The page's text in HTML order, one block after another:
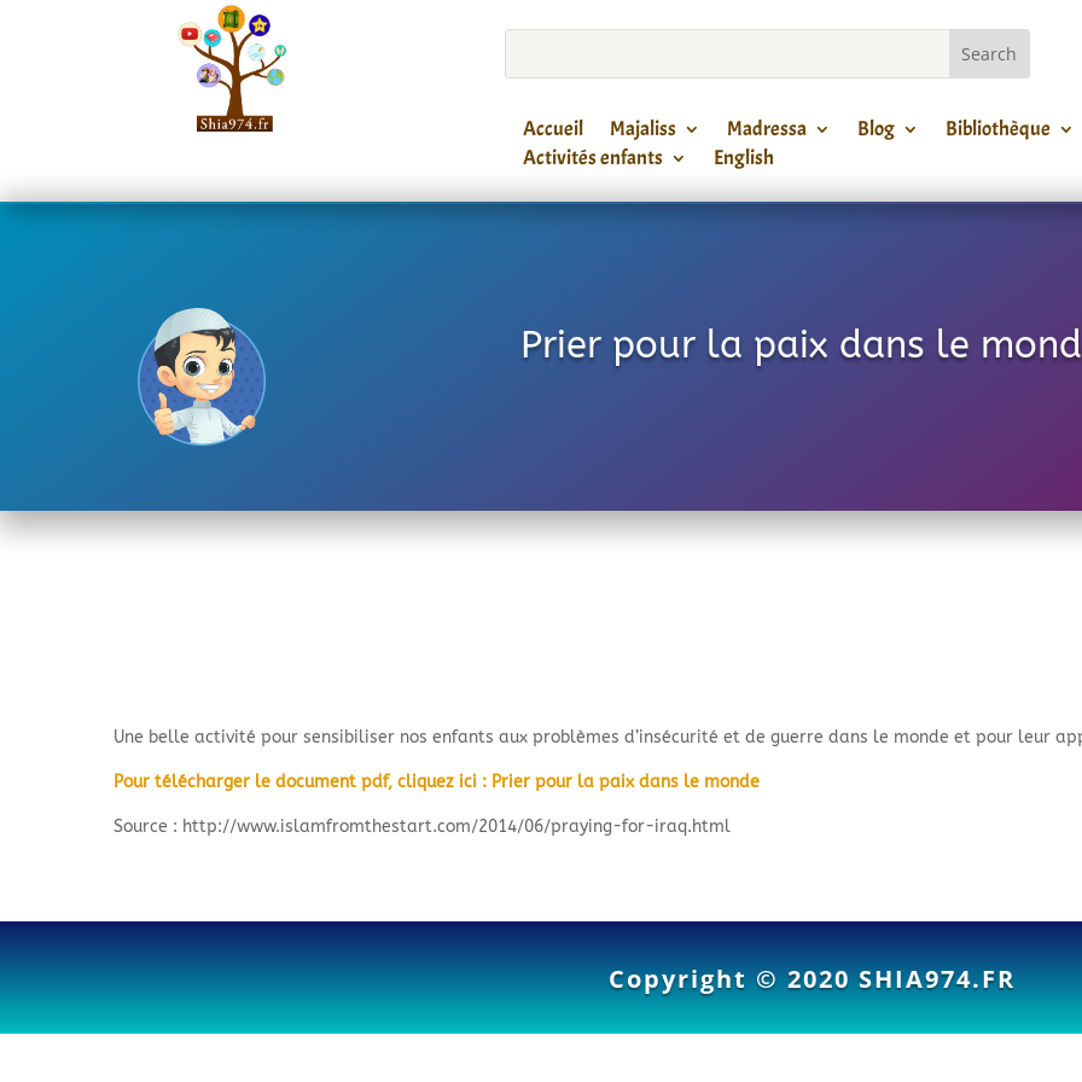
Accueil Majaliss Madressa Blog
Bibliothèque
Activités enfants
English
Prier pour la paix dans le
Une belle activité pour sensibiliser nos enfants aux problèmes d’insécurité et de guerre dans le monde et pour leur
Pour télécharger le document pdf, cliquez ici : Prier pour la paix dans le monde
Source : http://www.islamfromthestart.com/2014/06/praying-for-iraq.html
Copyright © 2020SHIA974.FR